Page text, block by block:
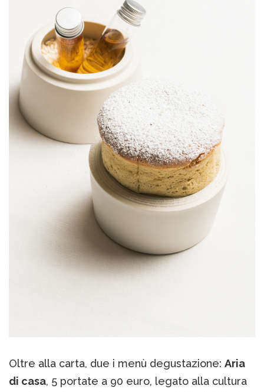
Oltre alla carta, due i menù degustazione: Aria
di casa, 5 portate a 90 euro, legato alla cultura